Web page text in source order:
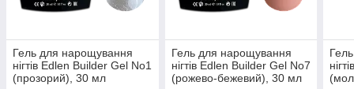
Гель для нарощування
нігтів Edlen Builder Gel No1
(прозорий), 30 мл
Гель для нарощування
нігтів Edlen Builder Gel No7
(рожево-бежевий), 30 мл